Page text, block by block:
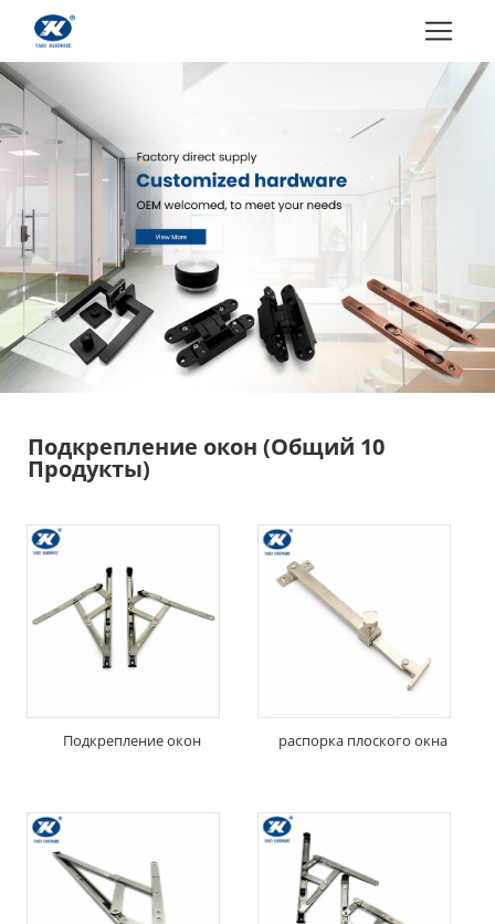
Подкрепление окон (Общий 10
Продукты)
Подкрепление окон распорка плоского окна